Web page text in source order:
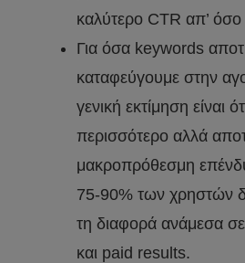
καλύτερο CTR απ’
Για όσα keywords
καταφεύγουμε στην
γενική εκτίμηση είναι
περισσότερο αλλά
μακροπρόθεσμη
75-90% των χρηστών
τη διαφορά ανάμεσα
και paid results.